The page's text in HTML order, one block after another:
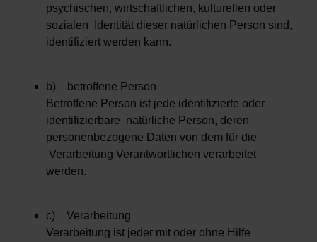
psychischen, wirtschaftlichen, kulturellen oder
sozialen Identität dieser natürlichen Person sind,
identifiziert werden kann.
b) betroffene Person
Betroffene Person ist jede identifizierte oder
identifizierbare natürliche Person, deren
personenbezogene Daten von dem für die
Verarbeitung Verantwortlichen verarbeitet
werden.
c) Verarbeitung
Verarbeitung ist jeder mit oder ohne Hilfe